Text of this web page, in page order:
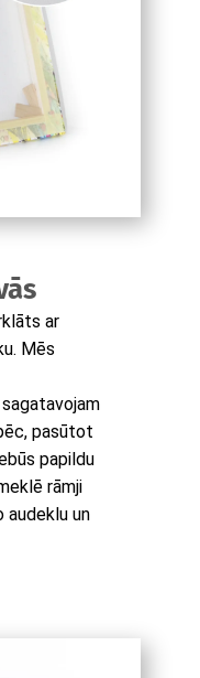
ar
Mēs
pasūtot
papildu
rāmji
audeklu un